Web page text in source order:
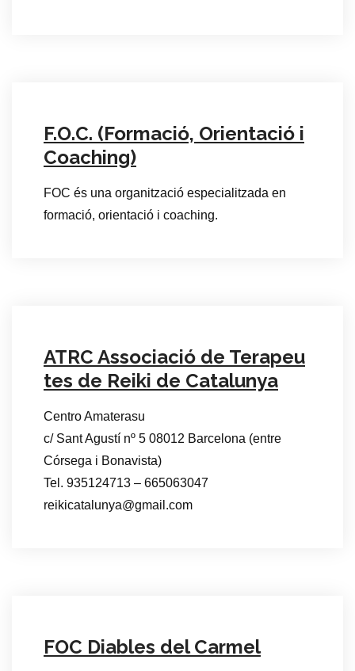
F.O.C. (Formació, Orientació i
Coaching)
FOC és una organització especialitzada en
formació, orientació i coaching.
ATRC Associació de Terapeu
tes de Reiki de Catalunya
Centro Amaterasu
c/ Sant Agustí nº 5 08012 Barcelona (entre
Córsega i Bonavista)
Tel. 935124713 – 665063047
reikicatalunya@gmail.com
FOC Diables del Carmel